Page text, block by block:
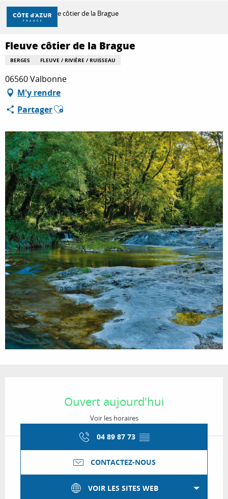
Aller
contenu
principal
DÉCOUVRIR
À FAIRE
SÉJOURNER
Accueil Fleuve côtier de la Brague
Fleuve côtier de la Brague
BERGES FLEUVE / RIVIÈRE / RUISSEAU
06560 Valbonne
M'y rendre
PartagerAjouter aux favoris
Ouvert aujourd'hui
Voir les horaires
04 89 87 73 ▒▒
CONTACTEZ-NOUS
VOIR LES SITES WEB